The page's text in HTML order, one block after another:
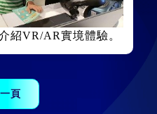
紹VR/AR實境體驗。